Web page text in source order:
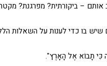
אותם – ביקורתית? מפרגנת?
שיש בו כדי לענות על השאלות
כִּי תָבוֹא אֶל הָאָרֶץ".